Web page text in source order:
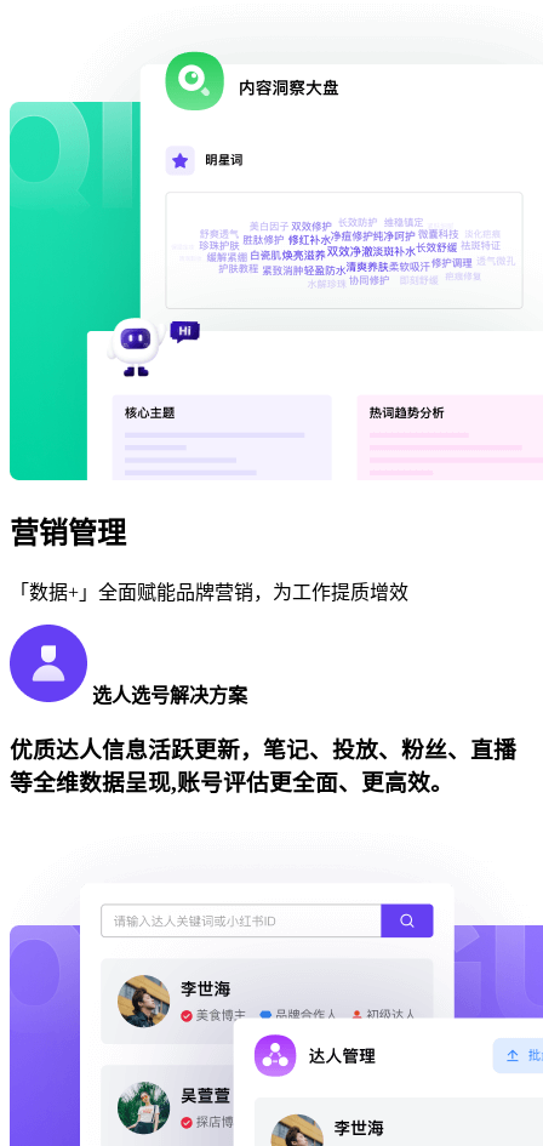
营销管理
「数据+」全面赋能品牌营销，为工作提质增效
选人选号解决方案
优质达人信息活跃更新，笔记、投放、粉丝、直播
等全维数据呈现,账号评估更全面、更高效。